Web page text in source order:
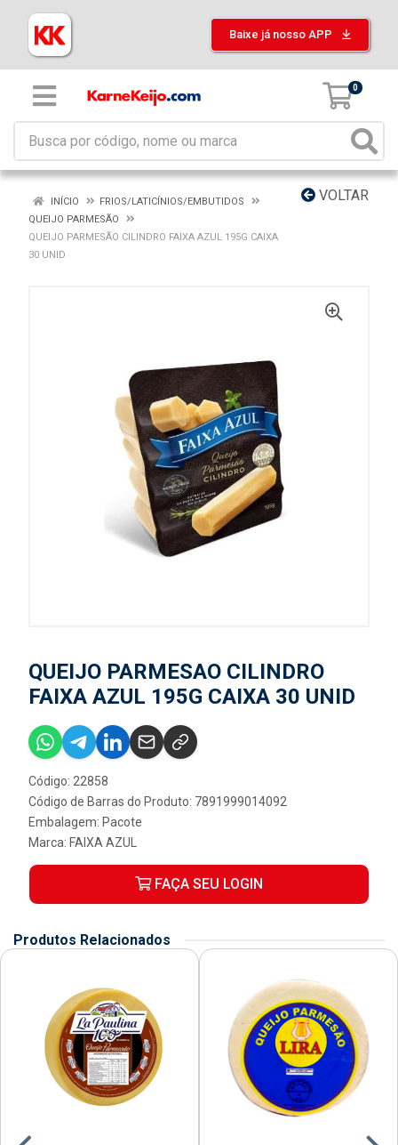
Baixe já nosso APP
0
VOLTAR
INÍCIO
FRIOS/LATICÍNIOS/EMBUTIDOS
QUEIJO PARMESÃO
QUEIJO PARMESÃO CILINDRO FAIXA AZUL 195G CAIXA
30 UNID
QUEIJO PARMESAO CILINDRO
FAIXA AZUL 195G CAIXA 30 UNID
Código: 22858
Código de Barras do Produto: 7891999014092
Embalagem: Pacote
Marca: FAIXA AZUL
FAÇA SEU LOGIN
Produtos Relacionados